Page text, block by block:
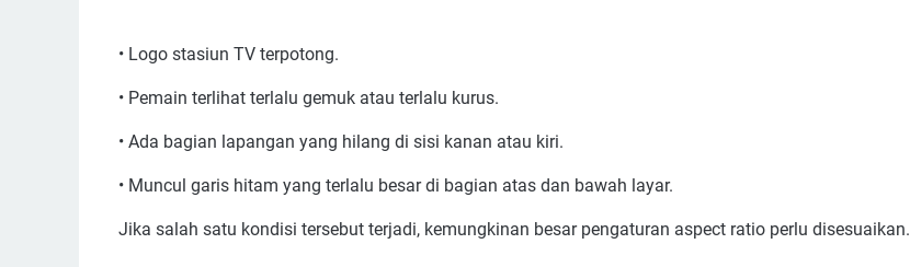
• Logo stasiun TV terpotong.
• Pemain terlihat terlalu gemuk atau terlalu kurus.
• Ada bagian lapangan yang hilang di sisi kanan atau kiri.
• Muncul garis hitam yang terlalu besar di bagian atas dan bawah layar.
Jika salah satu kondisi tersebut terjadi, kemungkinan besar pengaturan aspect ratio perlu disesuaikan.